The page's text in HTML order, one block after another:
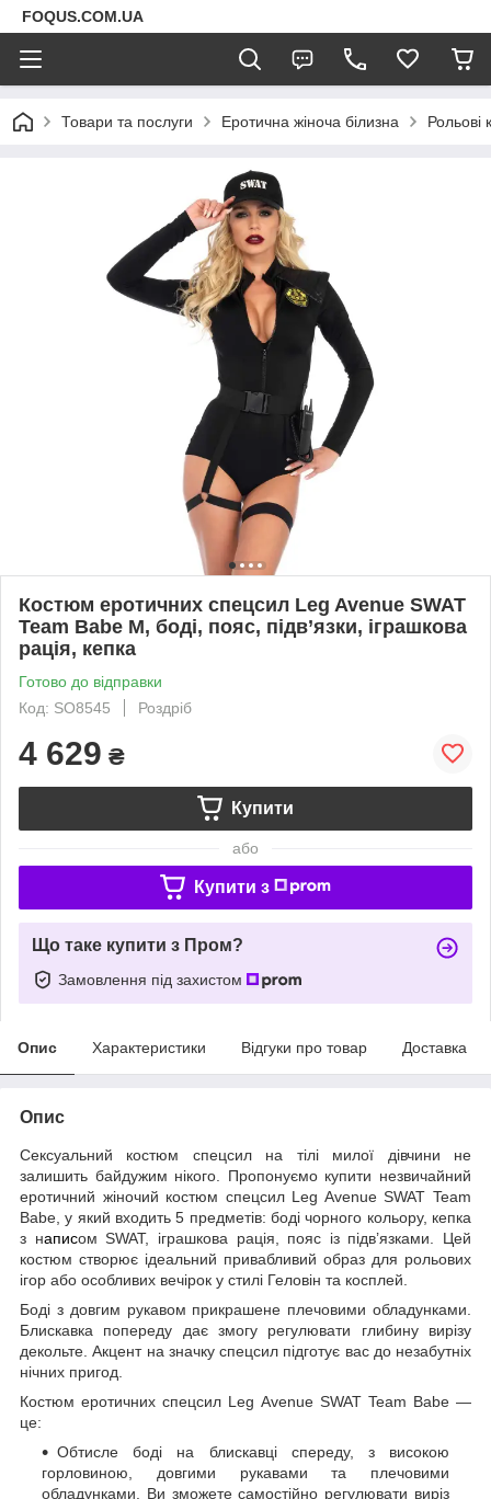
FOQUS.COM.UA
Товари та послуги Еротична жіноча білизна Рольові
Костюм еротичних спецсил Leg Avenue SWAT
Team Babe M, боді, пояс, підв’язки, іграшкова
рація, кепка
Готово до відправки
Код: SO8545
Роздріб
4 629 ₴
Купити
або
Купити з
Що таке купити з Пром?
Замовлення під захистом
Опис Характеристики Відгуки про товар Доставка
Опис
Сексуальний костюм спецсил на тілі милої дівчини не
залишить байдужим нікого. Пропонуємо купити незвичайний
еротичний жіночий костюм спецсил Leg Avenue SWAT Team
Babe, у який входить 5 предметів: боді чорного кольору, кепка
з написом SWAT, іграшкова рація, пояс із підв’язками. Цей
костюм створює ідеальний привабливий образ для рольових
ігор або особливих вечірок у стилі Геловін та косплей.
Боді з довгим рукавом прикрашене плечовими обладунками.
Блискавка попереду дає змогу регулювати глибину вирізу
декольте. Акцент на значку спецсил підготує вас до незабутніх
нічних пригод.
Костюм еротичних спецсил Leg Avenue SWAT Team Babe —
це:
Обтисле боді на блискавці спереду, з високою
горловиною, довгими рукавами та плечовими
обладунками. Ви зможете самостійно регулювати виріз